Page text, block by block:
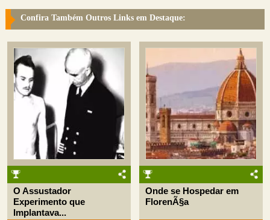
Confira Também Outros Links em Destaque:
O Assustador
Experimento que
Implantava...
Onde se Hospedar em
FlorenÃ§a